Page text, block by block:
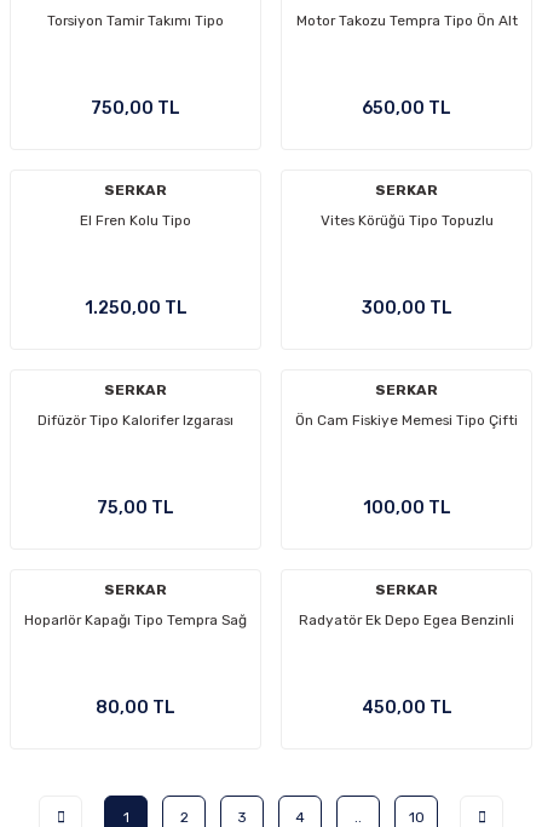
Torsiyon Tamir Takımı Tipo
750,00 TL
Motor Takozu Tempra Tipo Ön Alt
650,00 TL
SERKAR
El Fren Kolu Tipo
1.250,00 TL
SERKAR
Vites Körüğü Tipo Topuzlu
300,00 TL
SERKAR
Difüzör Tipo Kalorifer Izgarası
75,00 TL
SERKAR
Ön Cam Fiskiye Memesi Tipo Çifti
100,00 TL
SERKAR
Hoparlör Kapağı Tipo Tempra Sağ
80,00 TL
SERKAR
Radyatör Ek Depo Egea Benzinli
450,00 TL
1 2 3 4 10